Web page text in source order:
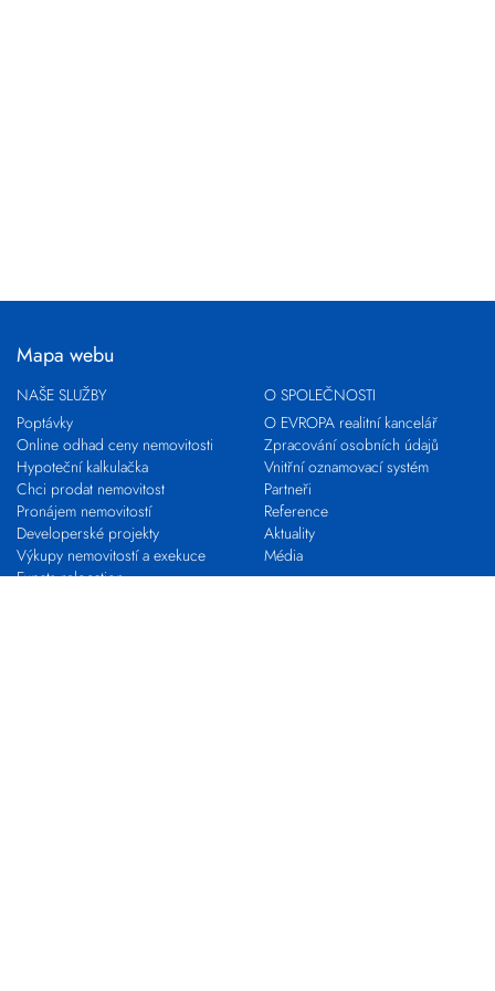
Mapa webu
NAŠE SLUŽBY
Poptávky
Online odhad ceny nemovitosti
Hypoteční kalkulačka
Chci prodat nemovitost
Pronájem nemovitostí
Developerské projekty
Výkupy nemovitostí a exekuce
Expats relocation
O SPOLEČNOSTI
O EVROPA realitní kancelář
Zpracování osobních údajů
Vnitřní oznamovací systém
Partneři
Reference
Aktuality
Média